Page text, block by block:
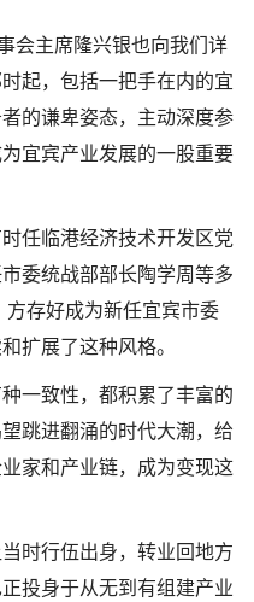
会主席隆兴银也向我们详
起，包括一把手在内的宜
的谦卑姿态，主动深度参
宜宾产业发展的一股重要
任临港经济技术开发区党
委统战部部长陶学周等多
存好成为新任宜宾市委
扩展了这种风格。
一致性，都积累了丰富的
跳进翻涌的时代大潮，给
家和产业链，成为变现这
时行伍出身，转业回地方
投身于从无到有组建产业